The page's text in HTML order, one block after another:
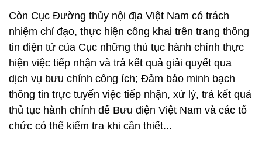
Còn Cục Đường thủy nội địa Việt Nam có trách
nhiệm chỉ đạo, thực hiện công khai trên trang thông
tin điện tử của Cục những thủ tục hành chính thực
hiện việc tiếp nhận và trả kết quả giải quyết qua
dịch vụ bưu chính công ích; Đảm bảo minh bạch
thông tin trực tuyến việc tiếp nhận, xử lý, trả kết quả
thủ tục hành chính để Bưu điện Việt Nam và các tổ
chức có thể kiểm tra khi cần thiết...